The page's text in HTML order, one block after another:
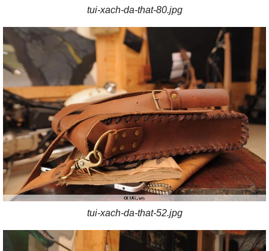
tui-xach-da-that-80.jpg
tui-xach-da-that-52.jpg